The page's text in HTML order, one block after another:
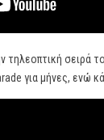
τηλεοπτική σειρά
για μήνες, ενώ